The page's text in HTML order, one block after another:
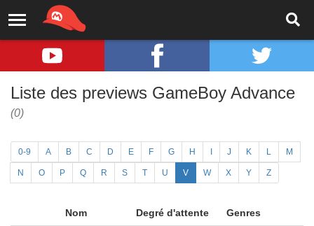
Liste des previews GameBoy Advance
(0)
0-9 A B C D E F G H J K L M
N O P Q R S T U V W X Y Z
Nom Degré d'attente Genres